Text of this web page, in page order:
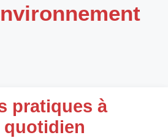
pratiques à
quotidien